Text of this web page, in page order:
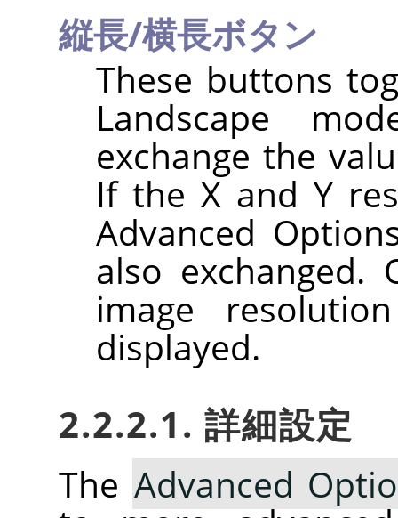
縦長/横長ボタン
These buttons
Landscape
exchange the
If the X and Y
Advanced
also exchanged.
image
displayed.
2.2.2.1. 詳細設定
The Advanced